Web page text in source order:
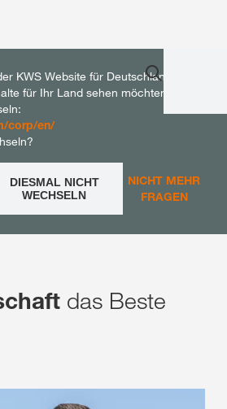
KWS Website für Deutschland.
für Ihr Land sehen möchten,
corp/en/
DIESMAL NICHT
WECHSELN
NICHT MEHR
FRAGEN
das Beste